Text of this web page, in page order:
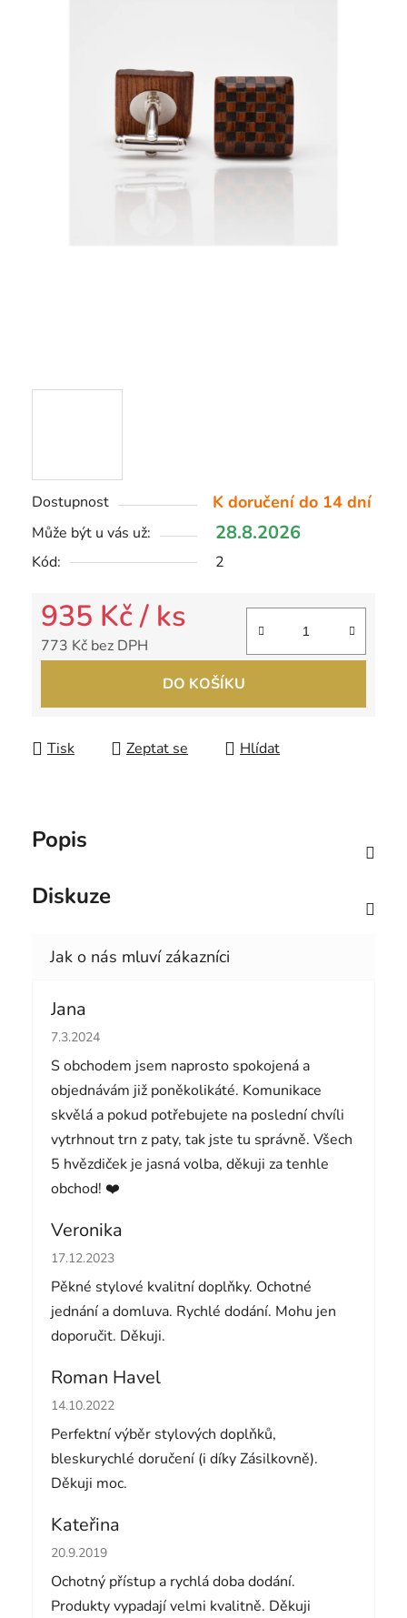
Dostupnost K doručení do 14 dní
Může být u vás už: 28.8.2026
Kód: 2
935 Kč/ ks
773 Kč bez DPH
DO KOŠÍKU
Tisk Zeptat se Hlídat
Popis
Diskuze
Jana
Hodnocení obchodu je 5 z 5 hvězdiček.
7.3.2024
S obchodem jsem naprosto spokojená a
objednávám již poněkolikáté. Komunikace
skvělá a pokud potřebujete na poslední chvíli
vytrhnout trn z paty, tak jste tu správně. Všech
5 hvězdiček je jasná volba, děkuji za tenhle
obchod! ❤️
Veronika
Hodnocení obchodu je 5 z 5 hvězdiček.
17.12.2023
Pěkné stylové kvalitní doplňky. Ochotné
jednání a domluva. Rychlé dodání. Mohu jen
doporučit. Děkuji.
Roman Havel
Hodnocení obchodu je 5 z 5 hvězdiček.
14.10.2022
Perfektní výběr stylových doplňků,
bleskurychlé doručení (i díky Zásilkovně).
Děkuji moc.
Kateřina
Hodnocení obchodu je 5 z 5 hvězdiček.
20.9.2019
Ochotný přístup a rychlá doba dodání.
Produkty vypadají velmi kvalitně. Děkuji